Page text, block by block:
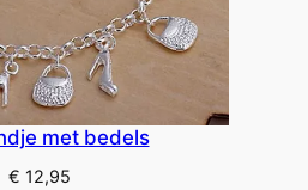
met bedels
€ 12,95